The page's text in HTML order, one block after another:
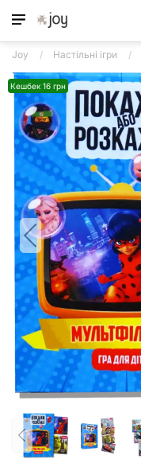
Joy Настільні ігри
Кешбек 16 грн